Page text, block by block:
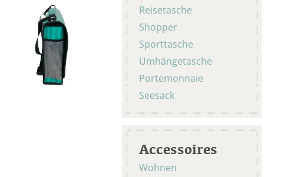
Reisetasche
Shopper
Sporttasche
Umhängetasche
Portemonnaie
Seesack
Accessoires
Wohnen